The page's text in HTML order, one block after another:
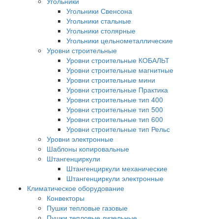
Угольники Свенсона
Угольники стальные
Угольники столярные
Угольники цельнометаллические
Уровни строительные
Уровни строительные КОБАЛЬТ
Уровни строительные магнитные
Уровни строительные мини
Уровни строительные Практика
Уровни строительные тип 400
Уровни строительные тип 500
Уровни строительные тип 600
Уровни строительные тип Рельс
Уровни электронные
Шаблоны копировальные
Штангенциркули
Штангенциркули механические
Штангенциркули электронные
Климатическое оборудование
Конвекторы
Пушки тепловые газовые